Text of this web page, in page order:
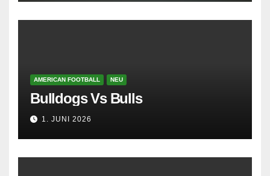
AMERICAN FOOTBALL NEU
Bulldogs Vs Bulls
1. JUNI 2026